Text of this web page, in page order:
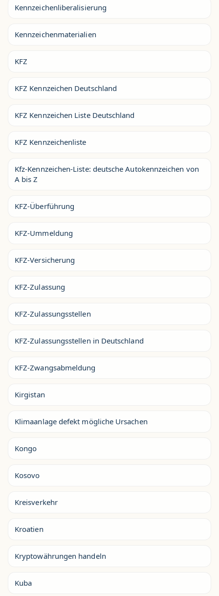
Kennzeichenliberalisierung
Kennzeichenmaterialien
KFZ
KFZ Kennzeichen Deutschland
KFZ Kennzeichen Liste Deutschland
KFZ Kennzeichenliste
Kfz-Kennzeichen-Liste: deutsche Autokennzeichen von
A bis Z
KFZ-Überführung
KFZ-Ummeldung
KFZ-Versicherung
KFZ-Zulassung
KFZ-Zulassungsstellen
KFZ-Zulassungsstellen in Deutschland
KFZ-Zwangsabmeldung
Kirgistan
Klimaanlage defekt mögliche Ursachen
Kongo
Kosovo
Kreisverkehr
Kroatien
Kryptowährungen handeln
Kuba